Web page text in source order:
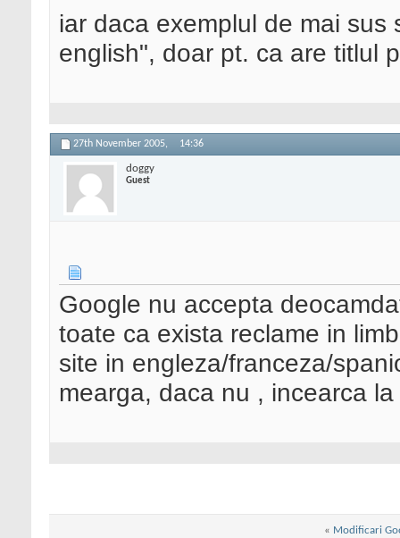
iar daca exemplul de mai sus
english", doar pt. ca are titlul
27th November 2005, 14:36
doggy
Guest
Google nu accepta
toate ca exista reclame in
site in engleza/franceza/
mearga, daca nu , incearca
« Modificari